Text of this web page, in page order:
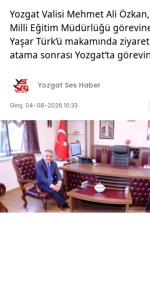
Yozgat Valisi Mehmet Ali
Milli Eğitim Müdürlüğü
Yaşar Türk’ü makamında
atama sonrası Yozgat’ta
Yozgat Ses Haber
Giriş: 04-08-2026 10:33